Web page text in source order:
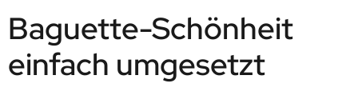
Baguette-Schönheit
einfach umgesetzt